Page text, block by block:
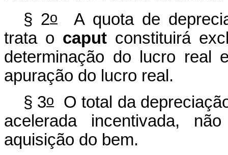
§ 2o
A quota de
trata o caput constituirá
determinação do lucro real
apuração do lucro real.
§ 3oO total da
acelerada incentivada,
aquisição do bem.